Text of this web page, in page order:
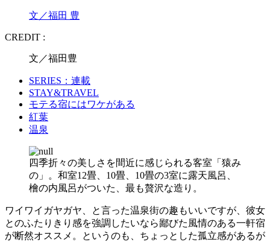
文／福田 豊
CREDIT :
文／福田豊
SERIES：連載
STAY&TRAVEL
モテる宿にはワケがある
紅葉
温泉
四季折々の美しさを間近に感じられる客室「猿み
の」。和室12畳、10畳、10畳の3室に露天風呂、
檜の内風呂がついた、最も贅沢な造り。
ワイワイガヤガヤ、と言った温泉街の趣もいいですが、彼女
とのふたりきり感を強調したいなら鄙びた風情のある一軒宿
が断然オススメ。というのも、ちょっとした孤立感があるが